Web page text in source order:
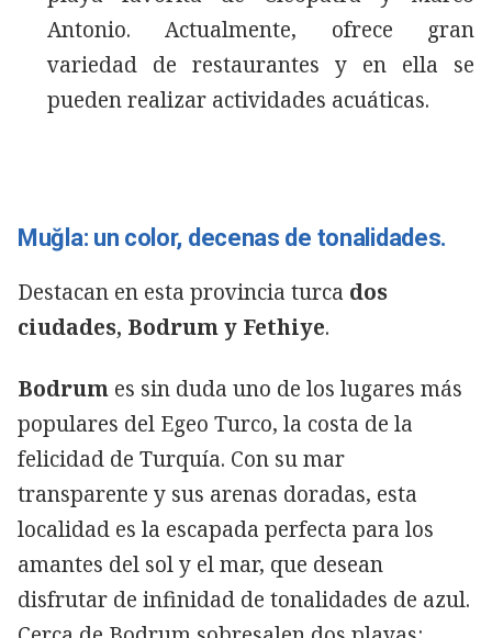
Antonio. Actualmente, ofrece gran
variedad de restaurantes y en ella se
pueden realizar actividades acuáticas.
Muğla: un color, decenas de tonalidades.
Destacan en esta provincia turca dos
ciudades, Bodrum y Fethiye.
Bodrum es sin duda uno de los lugares más
populares del Egeo Turco, la costa de la
felicidad de Turquía. Con su mar
transparente y sus arenas doradas, esta
localidad es la escapada perfecta para los
amantes del sol y el mar, que desean
disfrutar de infinidad de tonalidades de azul.